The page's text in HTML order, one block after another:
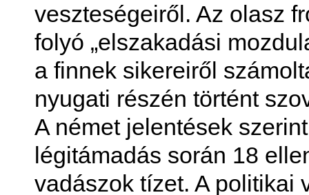
veszteségeiről. Az olasz
folyó „elszakadási
a finnek sikereiről
nyugati részén történt
A német jelentések
légitámadás során 18
vadászok tízet. A politikai